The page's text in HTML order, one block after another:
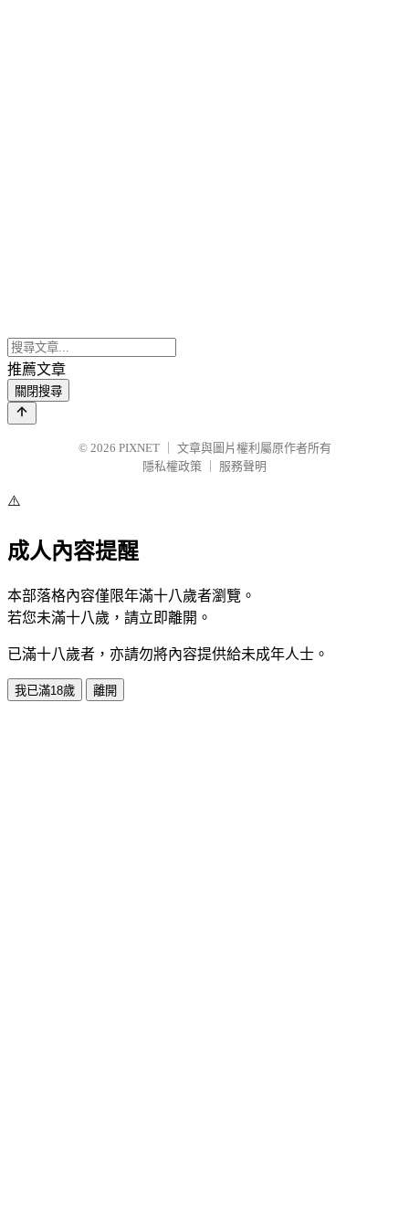
推薦文章
關閉搜尋
© 2026 PIXNET
文章與圖片權利屬原作者所有
隱私權政策
服務聲明
⚠️
成人內容提醒
本部落格內容僅限年滿十八歲者瀏覽。
若您未滿十八歲，請立即離開。
已滿十八歲者，亦請勿將內容提供給未成年人士。
我已滿18歲 離開